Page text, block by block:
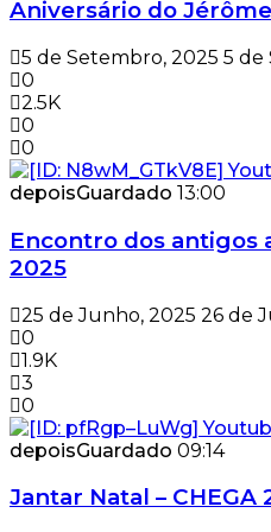
Aniversário do
5 de Setembro, 2025 5 de
0
2.5K
0
0
depoisGuardado 13:00
Encontro dos antigos
2025
25 de Junho, 2025 26 de
0
1.9K
3
0
depoisGuardado 09:14
Jantar Natal – CHEGA